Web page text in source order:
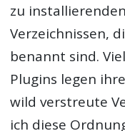
zu
Verzeichnissen,
benannt sind.
Plugins legen
wild verstreute
ich diese